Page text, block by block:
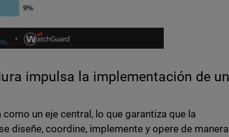
impulsa la implementación de un
un eje central, lo que garantiza que la
diseñe, coordine, implemente y opere de manera